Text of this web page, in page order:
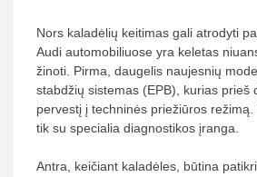
Nors kaladėlių keitimas gali atrodyti
Audi automobiliuose yra keletas
žinoti. Pirma, daugelis naujesnių
stabdžių sistemas (EPB), kurias prieš
pervestį į techninės priežiūros
tik su specialia diagnostikos įranga.
Antra, keičiant kaladėles, būtina